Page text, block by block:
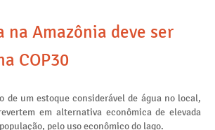
na Amazônia deve ser
COP30
de um estoque considerável de água no local,
em alternativa econômica de elevada
pelo uso econômico do lago.